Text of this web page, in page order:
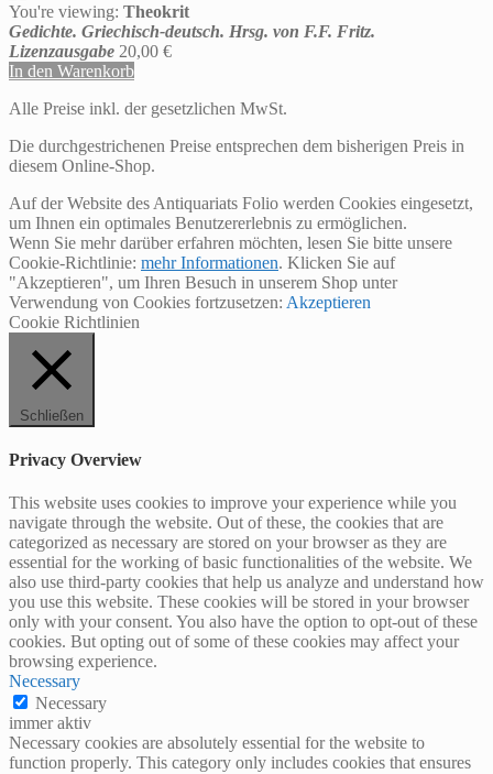
You're viewing: Theokrit
Gedichte. Griechisch-deutsch. Hrsg. von F.F. Fritz.
Lizenzausgabe 20,00 €
In den Warenkorb
Alle Preise inkl. der gesetzlichen MwSt.
Die durchgestrichenen Preise entsprechen dem bisherigen Preis in
diesem Online-Shop.
Auf der Website des Antiquariats Folio werden Cookies eingesetzt,
um Ihnen ein optimales Benutzererlebnis zu ermöglichen.
Wenn Sie mehr darüber erfahren möchten, lesen Sie bitte unsere
Cookie-Richtlinie: mehr Informationen. Klicken Sie auf
"Akzeptieren", um Ihren Besuch in unserem Shop unter
Verwendung von Cookies fortzusetzen: Akzeptieren
Cookie Richtlinien
Schließen
Privacy Overview
This website uses cookies to improve your experience while you
navigate through the website. Out of these, the cookies that are
categorized as necessary are stored on your browser as they are
essential for the working of basic functionalities of the website. We
also use third-party cookies that help us analyze and understand how
you use this website. These cookies will be stored in your browser
only with your consent. You also have the option to opt-out of these
cookies. But opting out of some of these cookies may affect your
browsing experience.
Necessary
Necessary
immer aktiv
Necessary cookies are absolutely essential for the website to
function properly. This category only includes cookies that ensures